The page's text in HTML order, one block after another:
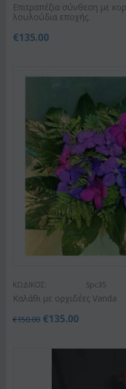
Επιτραπέζια σύνθεση με
λουλούδια εποχής.
€135.00
ΚΩΔΙΚΟΣ: Spc35
Καλάθι με ορχιδέες Vanda
€150.00 €135.00